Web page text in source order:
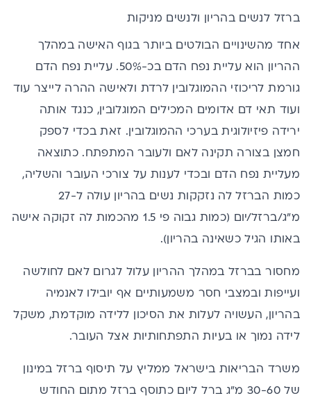
ברזל לנשים בהריון ולנשים מניקות
אחד מהשינויים הבולטים ביותר בגוף האישה במהלך
ההריון הוא עליית נפח הדם בכ-50%. עליית נפח הדם
גורמת לריכוזי ההמוגלובין לרדת ולאישה ההרה לייצר עוד
ועוד תאי דם אדומים המכילים המוגלובין, כנגד אותה
ירידה פיזיולוגית בערכי ההמוגלובין. זאת בכדי לספק
חמצן בצורה תקינה לאם ולעובר המתפתח. כתוצאה
מעליית נפח הדם ובכדי לענות על צורכי העובר והשליה,
כמות הברזל לה נזקקות נשים בהריון
עולה ל-27
מ"ג/ברזל/יום (כמות גבוה פי 1.5 מהכמות לה זקוקה אישה
באותו הגיל כשאינה בהריון).
מחסור בברזל במהלך ההריון עלול לגרום לאם לחולשה
ועייפות ובמצבי חסר משמעותיים אף יובילולאנמיה
בהריון, העשויה לעלות את הסיכון ללידה מוקדמת, משקל
לידה נמוך או בעיות התפתחותיות אצל העובר.
משרד הבריאות בישראל ממליץ על תיסוף ברזל במינון
של 30-60 מ"ג
ברל ליום כתוסף ברזל מתום החודש